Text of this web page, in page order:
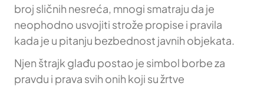
broj sličnih nesreća, mnogi smatraju da je
neophodno usvojiti strože propise i pravila
kada je u pitanju bezbednost javnih objekata.
Njen štrajk glađu postao je simbol borbe za
pravdu i prava svih onih koji su žrtve